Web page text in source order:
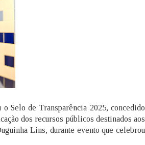
Selo de Transparência 2025, concedido
dos recursos públicos destinados aos
Lins, durante evento que celebrou